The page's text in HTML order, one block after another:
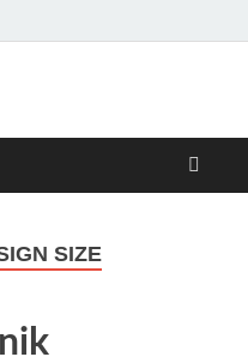
Energie
und Tipps
SIZE